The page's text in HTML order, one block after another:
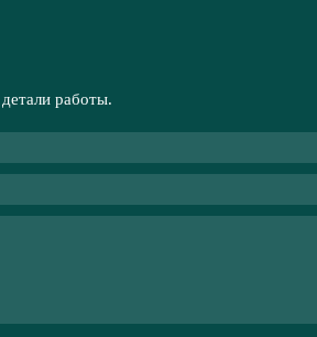
работы.